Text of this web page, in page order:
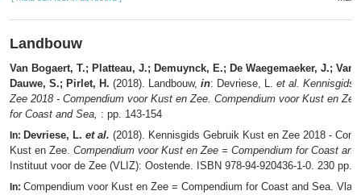
Landbouw
Van Bogaert, T.; Platteau, J.; Demuynck, E.; De Waegemaeker, J.;
Dauwe, S.; Pirlet, H. (2018). Landbouw, in: Devriese, L. et al. Kennisgids
Zee 2018 - Compendium voor Kust en Zee. Compendium voor Kust en
for Coast and Sea, : pp. 143-154
In: Devriese, L. et al. (2018). Kennisgids Gebruik Kust en Zee 2018 -
Kust en Zee. Compendium voor Kust en Zee = Compendium for Coast and
Instituut voor de Zee (VLIZ): Oostende. ISBN 978-94-920436-1-0. 230 pp.,
In: Compendium voor Kust en Zee = Compendium for Coast and Sea.